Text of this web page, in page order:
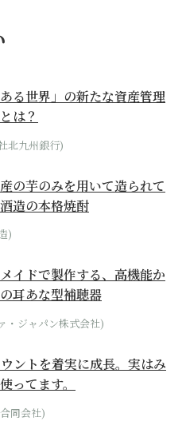
ある世界」の新たな資産管理
は？
北九州銀行)
の芋のみを用いて造られて
造の本格焼酎
)
イドで製作する、高機能か
耳あな型補聴器
・ジャパン株式会社)
ントを着実に成長。実はみ
ってます。
同会社)